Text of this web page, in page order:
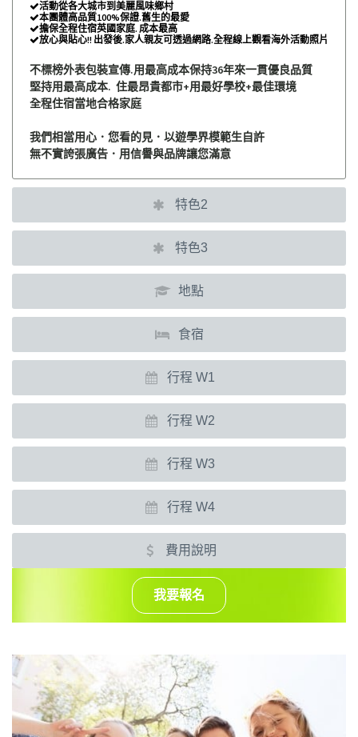
活動從各大城市到美麗風味鄉村
本團體高品質100%保證.舊生的最愛
擔保全程住宿英國家庭. 成本最高
放心與貼心!! 出發後.家人親友可透過網路.全程線上觀看海外活動照片
不標榜外表包裝宣傳.用最高成本保持36年來一貫優良品質
堅持用最高成本. 住最昂貴都市+用最好學校+最佳環境
全程住宿當地合格家庭
我們相當用心．您看的見．以遊學界模範生自許
無不實誇張廣告．用信譽與品牌讓您滿意
特色2
特色3
地點
食宿
行程 W1
行程 W2
行程 W3
行程 W4
費用說明
我要報名